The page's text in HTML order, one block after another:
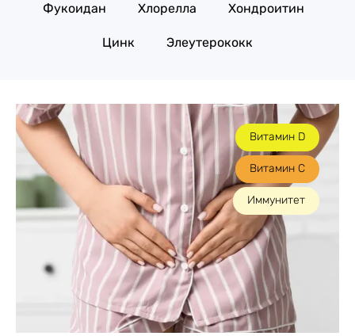
Фукоидан Хлорелла Хондроитин
Цинк Элеутерококк
Витамин D
Витамин С
Иммунитет